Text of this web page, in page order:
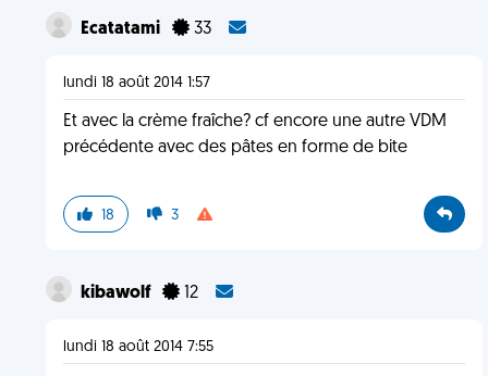
Ecatatami 33
lundi 18 août 2014 1:57
Et avec la crème fraîche? cf encore une autre VDM
précédente avec des pâtes en forme de bite
18 3
kibawolf 12
lundi 18 août 2014 7:55